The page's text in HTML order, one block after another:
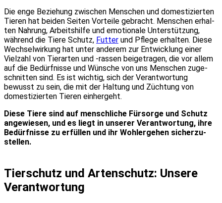
Die enge Bezie­hung zwi­schen Men­schen und domes­ti­zier­ten
Tie­ren hat bei­den Sei­ten Vor­tei­le gebracht. Men­schen erhal­
ten Nah­rung, Arbeits­hil­fe und emo­tio­na­le Unter­stüt­zung,
wäh­rend die Tie­re Schutz, Fut­ter und Pfle­ge erhal­ten. Die­se
Wech­sel­wir­kung hat unter ande­rem zur Ent­wick­lung einer
Viel­zahl von Tier­ar­ten und -ras­sen bei­getra­gen, die vor allem
auf die Bedürf­nis­se und Wün­sche von uns Men­schen zuge­
schnit­ten sind. Es ist wich­tig, sich der Ver­ant­wor­tung
bewusst zu sein, die mit der Hal­tung und Züch­tung von
domes­ti­zier­ten Tie­ren ein­her­geht.
Die­se Tie­re sind auf mensch­li­che Für­sor­ge und Schutz
ange­wie­sen, und es liegt in unse­rer Ver­ant­wor­tung, ihre
Bedürf­nis­se zu erfül­len und ihr Wohl­erge­hen sicher­zu­
stel­len.
Tier­schutz und Arten­schutz: Unse­re
Ver­ant­wor­tung